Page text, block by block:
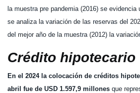
la muestra pre pandemia (2016) se
se analiza la variación de las reservas del
del mejor año de la muestra (2012) la
Crédito hipotecario
En el 2024 la colocación de créditos
abril fue de USD 1.597,9 millones que